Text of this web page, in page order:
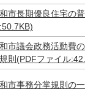
市長期優良住宅の
市議会政務活動費
則(PDFファイル
市事務分掌規則の